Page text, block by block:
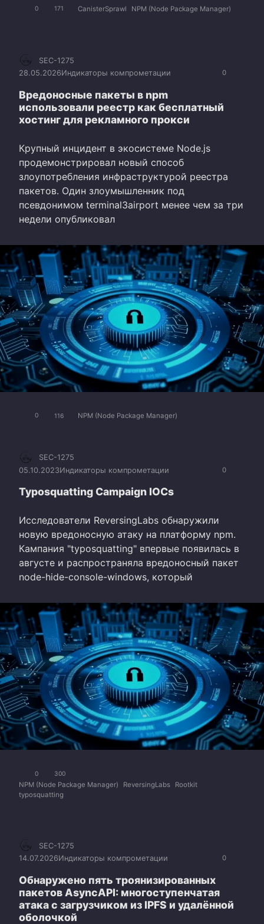
0 171 CanisterSprawl NPM (Node Package Manager)
0
SEC-1275
28.05.2026Индикаторы компрометации
Вредоносные пакеты в npm
использовали реестр как бесплатный
хостинг для рекламного прокси
Крупный инцидент в экосистеме Node.js
продемонстрировал новый способ
злоупотребления инфраструктурой реестра
пакетов. Один злоумышленник под
псевдонимом terminal3airport менее чем за три
недели опубликовал
0 116 NPM (Node Package Manager)
0
SEC-1275
05.10.2023Индикаторы компрометации
Typosquatting Campaign IOCs
Исследователи ReversingLabs обнаружили
новую вредоносную атаку на платформу npm.
Кампания "typosquatting" впервые появилась в
августе и распространяла вредоносный пакет
node-hide-console-windows, который
0 300
NPM (Node Package Manager) ReversingLabs
Rootkit
typosquatting
0
SEC-1275
14.07.2026Индикаторы компрометации
Обнаружено пять троянизированных
пакетов AsyncAPI: многоступенчатая
атака с загрузчиком из IPFS и удалённой
оболочкой